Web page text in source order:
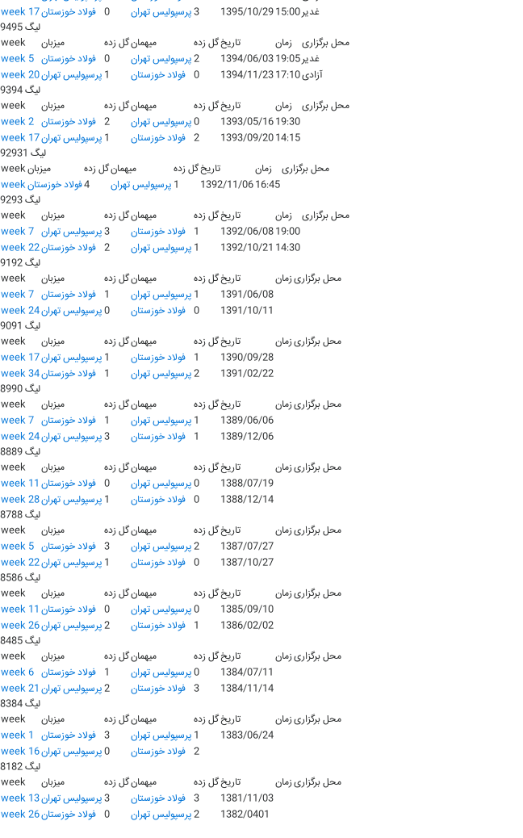
week 17فولاد خوزستان 0 پرسپولیس تهران3 1395/10/2915:00غدیر
لیگ 9495
week
میزبان گل زدهمیهمان گل زدهتاریخ زمان
محل برگزاری
week 5 فولاد خوزستان 0 پرسپولیس تهران2 1394/06/0319:05غدیر
week 20پرسپولیس تهران 1 فولاد خوزستان 0 1394/11/2317:10آزادی
لیگ 9394
week
میزبان گل زدهمیهمان گل زدهتاریخ زمان
محل برگزاری
week 2 فولاد خوزستان 2 پرسپولیس تهران0 1393/05/1619:30
week 17پرسپولیس تهران 1 فولاد خوزستان 2 1393/09/2014:15
لیگ 92931
weekمیزبان گل زدهمیهمان گل زدهتاریخ زمان
محل برگزاری
weekفولاد خوزستان4 پرسپولیس تهران 1 1392/11/0616:45
لیگ 9293
week
میزبان گل زدهمیهمان گل زدهتاریخ زمان
محل برگزاری
week 7 پرسپولیس تهران3 فولاد خوزستان 1 1392/06/0819:00
week 22فولاد خوزستان 2 پرسپولیس تهران 1 1392/10/21 14:30
لیگ 9192
week
میزبان گل زدهمیهمان گل زدهتاریخ زمانمحل برگزاری
week 7 فولاد خوزستان 1 پرسپولیس تهران 1
1391/06/08
week 24پرسپولیس تهران0 فولاد خوزستان 0
1391/10/11
لیگ 9091
week
میزبان گل زدهمیهمان گل زدهتاریخ زمانمحل برگزاری
week 17پرسپولیس تهران 1 فولاد خوزستان 1
1390/09/28
week 34فولاد خوزستان 1 پرسپولیس تهران2
1391/02/22
لیگ 8990
week
میزبان گل زدهمیهمان گل زدهتاریخ زمانمحل برگزاری
week 7 فولاد خوزستان 1 پرسپولیس تهران 1
1389/06/06
week 24پرسپولیس تهران3 فولاد خوزستان 1
1389/12/06
لیگ 8889
week
میزبان گل زدهمیهمان گل زدهتاریخ زمانمحل برگزاری
week 11 فولاد خوزستان 0 پرسپولیس تهران0
1388/07/19
week 28پرسپولیس تهران 1 فولاد خوزستان 0
1388/12/14
لیگ 8788
week
میزبان گل زدهمیهمان گل زدهتاریخ زمانمحل برگزاری
week 5 فولاد خوزستان 3 پرسپولیس تهران2
1387/07/27
week 22پرسپولیس تهران 1 فولاد خوزستان 0
1387/10/27
لیگ 8586
week
میزبان گل زدهمیهمان گل زدهتاریخ زمانمحل برگزاری
week 11 فولاد خوزستان 0 پرسپولیس تهران0
1385/09/10
week 26پرسپولیس تهران2 فولاد خوزستان 1
1386/02/02
لیگ 8485
week
میزبان گل زدهمیهمان گل زدهتاریخ زمانمحل برگزاری
week 6 فولاد خوزستان 1 پرسپولیس تهران0
1384/07/11
week 21 پرسپولیس تهران2 فولاد خوزستان 3
1384/11/14
لیگ 8384
week
میزبان گل زدهمیهمان گل زدهتاریخ زمانمحل برگزاری
week 1 فولاد خوزستان 3 پرسپولیس تهران 1
1383/06/24
week 16پرسپولیس تهران0 فولاد خوزستان 2
لیگ 8182
week
میزبان گل زدهمیهمان گل زدهتاریخ زمانمحل برگزاری
week 13پرسپولیس تهران3 فولاد خوزستان 3
1381/11/03
week 26فولاد خوزستان 0 پرسپولیس تهران2 1382/0401